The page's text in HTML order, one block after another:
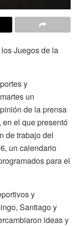
Juegos de la
y
un
de la prensa
el que presentó
de trabajo del
un calendario
para el
y
Santiago y
ideas y